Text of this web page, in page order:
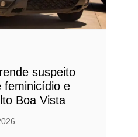
suspeito
feminicídio e
Boa Vista